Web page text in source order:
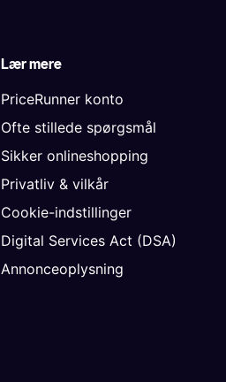
Lær mere
PriceRunner konto
Ofte stillede spørgsmål
Sikker onlineshopping
Privatliv & vilkår
Cookie-indstillinger
Digital Services Act (DSA)
Annonceoplysning